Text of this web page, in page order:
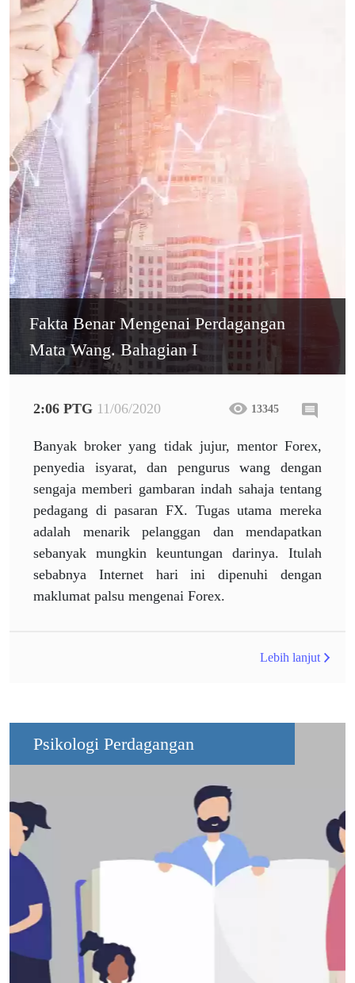
Fakta Benar Mengenai Perdagangan
Mata Wang. Bahagian I
2:06 PTG 11/06/2020 13345
Banyak broker yang tidak jujur, mentor Forex,
penyedia isyarat, dan pengurus wang dengan
sengaja memberi gambaran indah sahaja tentang
pedagang di pasaran FX. Tugas utama mereka
adalah menarik pelanggan dan mendapatkan
sebanyak mungkin keuntungan darinya. Itulah
sebabnya Internet hari ini dipenuhi dengan
maklumat palsu mengenai Forex.
Lebih lanjut
Psikologi Perdagangan